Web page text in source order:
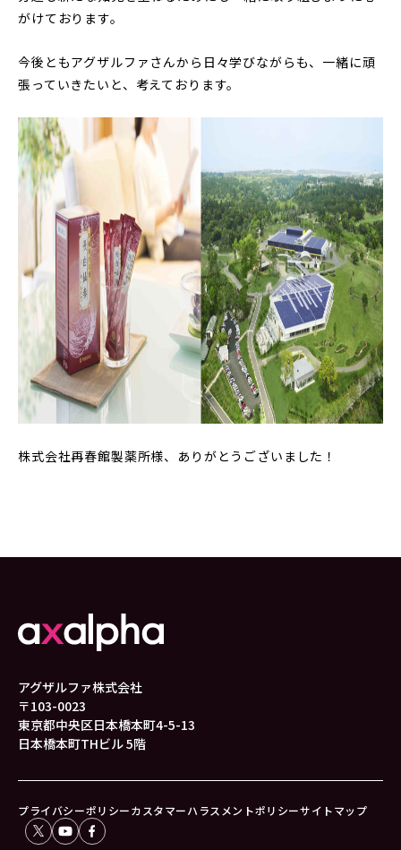
がけております。
今後ともアグザルファさんから日々学びながらも、一緒に頑
張っていきたいと、考えております。
株式会社再春館製薬所様、ありがとうございました！
アグザルファ株式会社
〒103-0023
東京都中央区日本橋本町4-5-13
日本橋本町THビル 5階
プライバシーポリシーカスタマーハラスメントポリシーサイトマップ